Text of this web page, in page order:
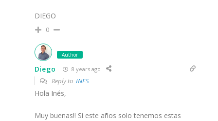
DIEGO
0
Author
Diego 8 years ago
Reply to INES
Hola Inés,
Muy buenas!! Sí este años solo tenemos estas